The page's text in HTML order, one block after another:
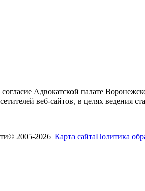
Адвокатской палате
веб-сайтов, в целях ведения
© 2005-2026 Карта сайтаПолитика